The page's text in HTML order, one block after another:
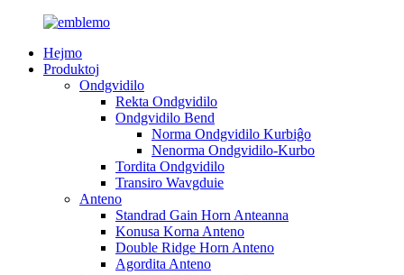
Hejmo
Produktoj
Ondgvidilo
Rekta Ondgvidilo
Ondgvidilo Bend
Norma Ondgvidilo Kurbiĝo
Nenorma Ondgvidilo-Kurbo
Tordita Ondgvidilo
Transiro Wavgduie
Anteno
Standrad Gain Horn Anteanna
Konusa Korna Anteno
Double Ridge Horn Anteno
Agordita Anteno